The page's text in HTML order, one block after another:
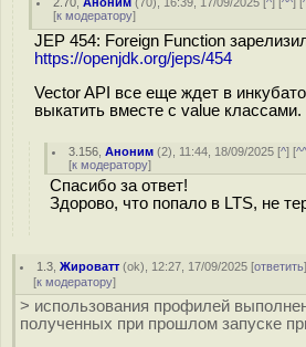
[к модератору]
JEP 454: Foreign Function
https://openjdk.org/jeps/454
Vector API все еще ждет в
выкатить вместе с value классами.
3.156 ,Аноним (2), 11:44, 18/09/2025 [^] [
[к модератору]
Спасибо за ответ!
Здорово, что попало в LTS, не
1.3 ,Жироватт (ok), 12:27, 17/09/2025 [ответить
[к модератору]
> использования профилей
полученных при прошлом запуске